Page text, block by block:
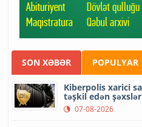
SON XƏBƏR POPULYAR
Kiberpolis xarici
təşkil edən
07-08-2026